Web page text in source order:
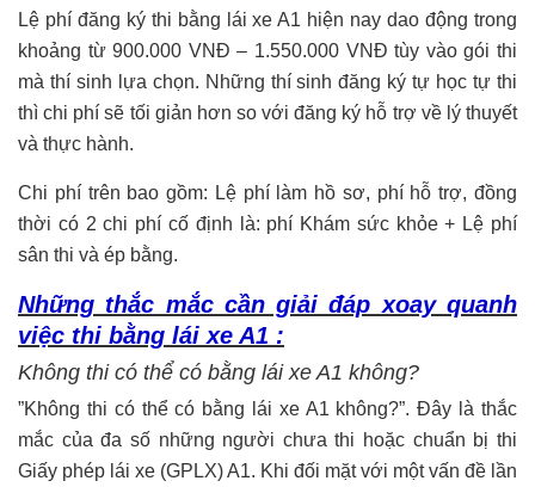
Lệ phí đăng ký thi bằng lái xe A1 hiện nay dao động trong
khoảng từ 900.000 VNĐ – 1.550.000 VNĐ tùy vào gói thi
mà thí sinh lựa chọn. Những thí sinh đăng ký tự học tự thi
thì chi phí sẽ tối giản hơn so với đăng ký hỗ trợ về lý thuyết
và thực hành.
Chi phí trên bao gồm: Lệ phí làm hồ sơ, phí hỗ trợ, đồng
thời có 2 chi phí cố định là: phí Khám sức khỏe + Lệ phí
sân thi và ép bằng.
Những thắc mắc cần giải đáp xoay quanh
việc thi bằng lái xe A1 :
Không thi có thể có bằng lái xe A1 không?
”Không thi có thể có bằng lái xe A1 không?”. Đây là thắc
mắc của đa số những người chưa thi hoặc chuẩn bị thi
Giấy phép lái xe (GPLX) A1. Khi đối mặt với một vấn đề lần